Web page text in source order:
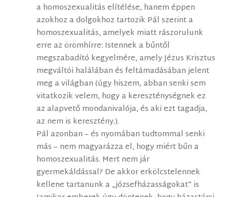
a homoszexualitás elítélése, hanem éppen
azokhoz a dolgokhoz tartozik Pál szerint a
homoszexualitás, amelyek miatt rászorulunk
erre az örömhírre: Istennek a bűntől
megszabadító kegyelmére, amely Jézus Krisztus
megváltói halálában és feltámadásában jelent
meg a világban (úgy hiszem, abban senki sem
vitatkozik velem, hogy a kereszténységnek ez
az alapvető mondanivalója, és aki ezt tagadja,
az nem is keresztény.).
Pál azonban – és nyomában tudtommal senki
más – nem magyarázza el, hogy miért bűn a
homoszexualitás. Mert nem jár
gyermekáldással? De akkor erkölcstelennek
kellene tartanunk a „józsefházasságokat” is